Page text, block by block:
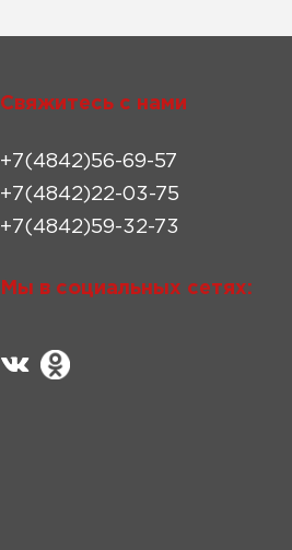
Свяжитесь с нами
+7(4842)56-69-57
+7(4842)22-03-75
+7(4842)59-32-73
Мы в социальных сетях: